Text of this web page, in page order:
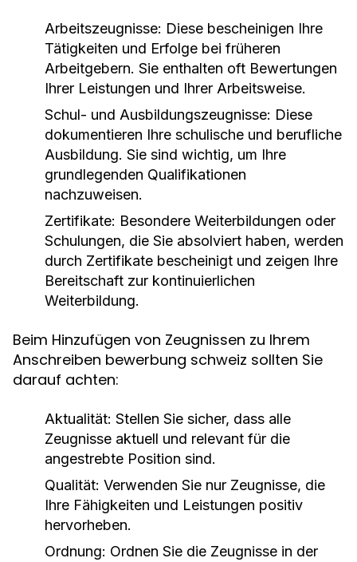
Arbeitszeugnisse: Diese bescheinigen Ihre
Tätigkeiten und Erfolge bei früheren
Arbeitgebern. Sie enthalten oft Bewertungen
Ihrer Leistungen und Ihrer Arbeitsweise.
Schul- und Ausbildungszeugnisse: Diese
dokumentieren Ihre schulische und berufliche
Ausbildung. Sie sind wichtig, um Ihre
grundlegenden Qualifikationen
nachzuweisen.
Zertifikate: Besondere Weiterbildungen oder
Schulungen, die Sie absolviert haben, werden
durch Zertifikate bescheinigt und zeigen Ihre
Bereitschaft zur kontinuierlichen
Weiterbildung.
Beim Hinzufügen von Zeugnissen zu Ihrem
Anschreiben bewerbung schweiz sollten Sie
darauf achten:
Aktualität: Stellen Sie sicher, dass alle
Zeugnisse aktuell und relevant für die
angestrebte Position sind.
Qualität: Verwenden Sie nur Zeugnisse, die
Ihre Fähigkeiten und Leistungen positiv
hervorheben.
Ordnung: Ordnen Sie die Zeugnisse in der